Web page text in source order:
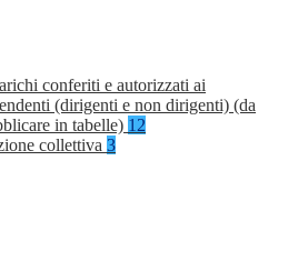
conferiti e autorizzati ai
(dirigenti e non dirigenti) (da
in tabelle) 12
collettiva 3